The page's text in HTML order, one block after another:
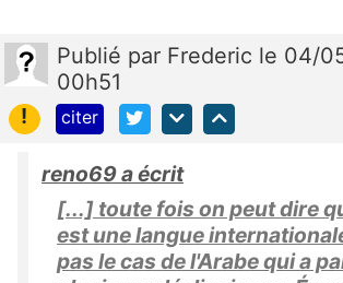
Publié par Frederic le 04/
00h51
!
citer
reno69 a écrit
[...] toute fois on peut dire
est une langue
pas le cas de l'Arabe qui a